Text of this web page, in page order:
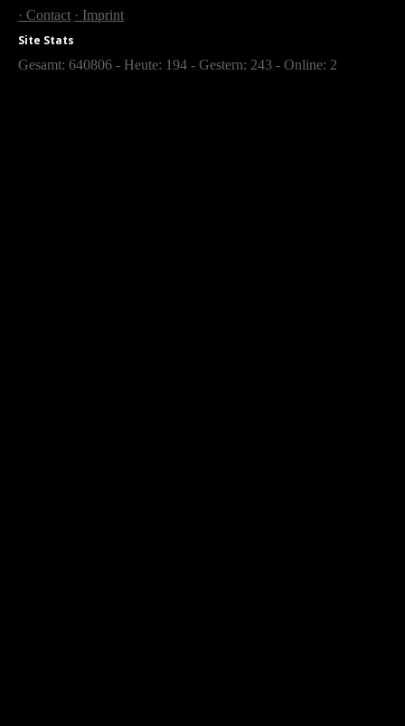
· Contact · Imprint
Site Stats
Gesamt: 640806 - Heute: 194 - Gestern: 243 - Online: 2